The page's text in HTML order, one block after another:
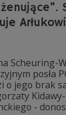
Scheuring-
posła
o jego brak
-